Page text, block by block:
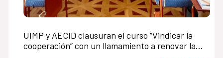
UIMP y AECID clausuran el curso “Vindicar la
cooperación” con un llamamiento a renovar la